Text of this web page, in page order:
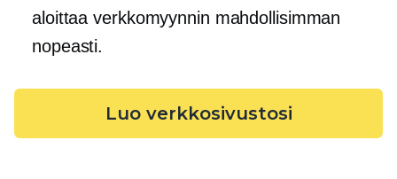
aloittaa verkkomyynnin mahdollisimman
nopeasti.
Luo verkkosivustosi